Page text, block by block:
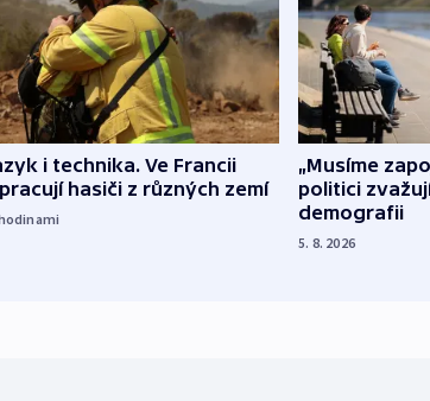
i technika. Ve Francii
hasiči z různých zemí
„Musíme
politici
demografii
5. 8. 2026